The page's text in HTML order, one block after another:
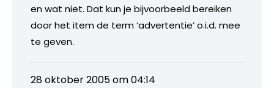
en wat niet. Dat kun je bijvoorbeeld bereiken
door het item de term ‘advertentie’ o.i.d. mee
te geven.
28 oktober 2005 om 04:14